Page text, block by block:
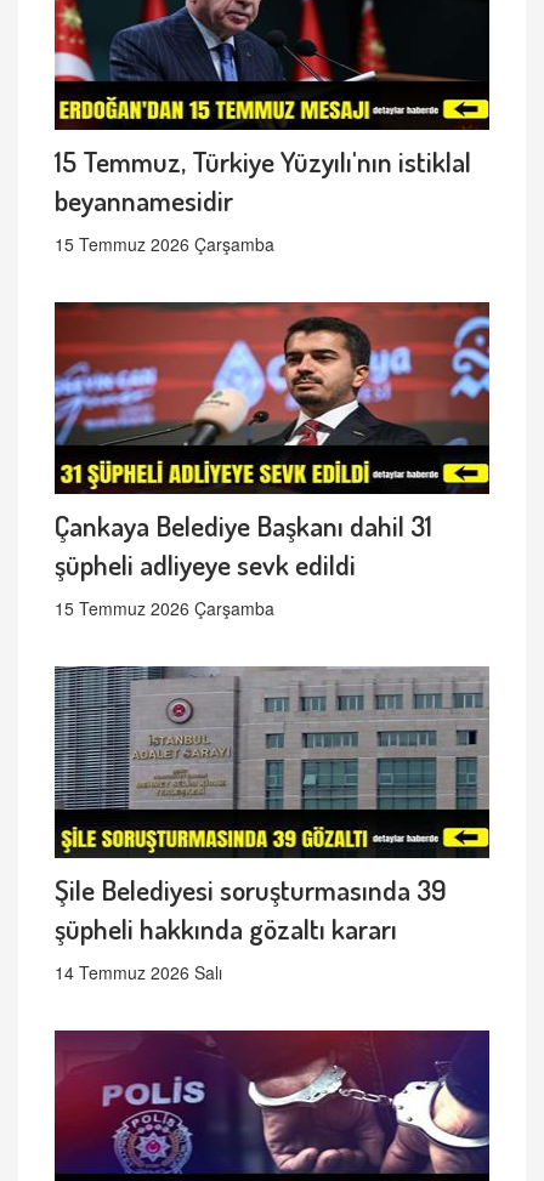
15 Temmuz, Türkiye Yüzyılı'nın istiklal
beyannamesidir
15 Temmuz 2026 Çarşamba
Çankaya Belediye Başkanı dahil 31
şüpheli adliyeye sevk edildi
15 Temmuz 2026 Çarşamba
Şile Belediyesi soruşturmasında 39
şüpheli hakkında gözaltı kararı
14 Temmuz 2026 Salı